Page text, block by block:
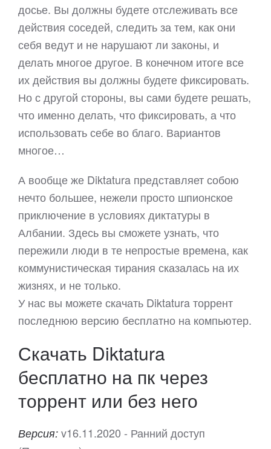
досье. Вы должны будете отслеживать все
действия соседей, следить за тем, как они
себя ведут и не нарушают ли законы, и
делать многое другое. В конечном итоге все
их действия вы должны будете фиксировать.
Но с другой стороны, вы сами будете решать,
что именно делать, что фиксировать, а что
использовать себе во благо. Вариантов
многое…
А вообще же Diktatura представляет собою
нечто большее, нежели просто шпионское
приключение в условиях диктатуры в
Албании. Здесь вы сможете узнать, что
пережили люди в те непростые времена, как
коммунистическая тирания сказалась на их
жизнях, и не только.
У нас вы можете скачать Diktatura торрент
последнюю версию бесплатно на компьютер.
Скачать Diktatura
бесплатно на пк через
торрент или без него
Версия: v16.11.2020 - Ранний доступ